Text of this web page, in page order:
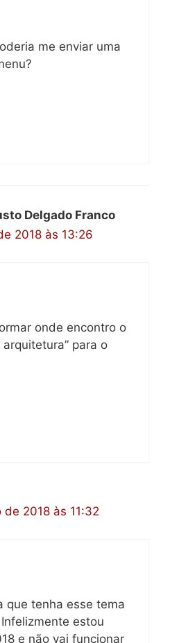
me enviar uma
Delgado Franco
2018 às 13:26
onde encontro o
para o
de 2018 às 11:32
que tenha esse tema
estou
e não vai funcionar